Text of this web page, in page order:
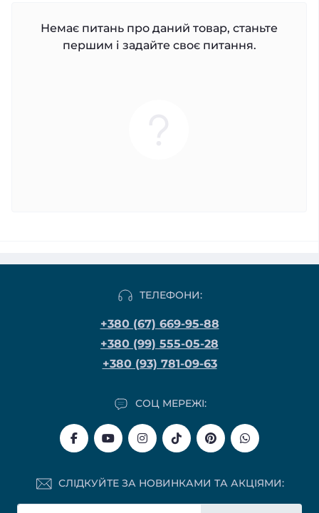
Немає питань про даний товар, станьте
першим і задайте своє питання.
ТЕЛЕФОНИ:
+380 (67) 669-95-88
+380 (99) 555-05-28
+380 (93) 781-09-63
СОЦ МЕРЕЖІ:
СЛІДКУЙТЕ ЗА НОВИНКАМИ ТА АКЦІЯМИ: